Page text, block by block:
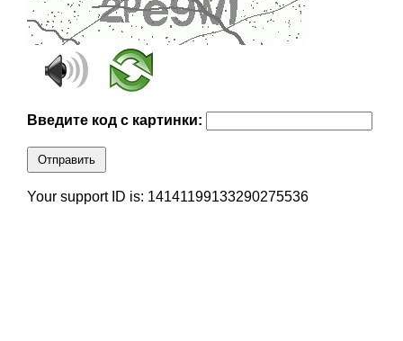
Введите код с картинки:
Отправить
Your support ID is: 14141199133290275536